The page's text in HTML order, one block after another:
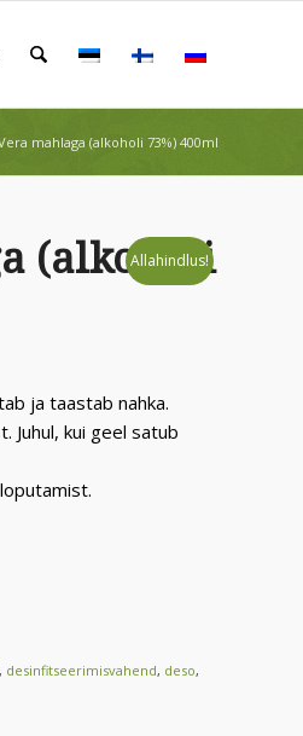
mahlaga (alkoholi 73%) 400ml
Allahindlus!
(alkoholi
ja taastab nahka.
Juhul, kui geel satub
, desinfitseerimisvahend, deso,